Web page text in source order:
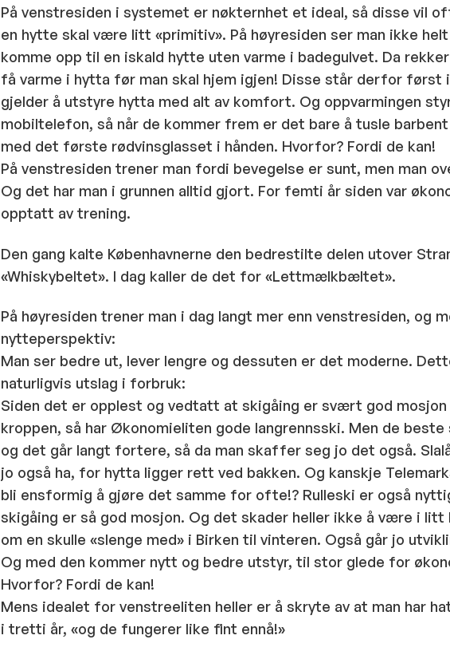
På venstresiden i systemet er nøkternhet et ideal, så disse vil
en hytte skal være litt «primitiv». På høyresiden ser man ikke
komme opp til en iskald hytte uten varme i badegulvet. Da
få varme i hytta før man skal hjem igjen! Disse står derfor først
gjelder å utstyre hytta med alt av komfort. Og oppvarmingen
mobiltelefon, så når de kommer frem er det bare å tusle
med det første rødvinsglasset i hånden. Hvorfor? Fordi de kan!
På venstresiden trener man fordi bevegelse er sunt, men man
Og det har man i grunnen alltid gjort. For femti år siden var
opptatt av trening.
Den gang kalte Københavnerne den bedrestilte delen utover
«Whiskybeltet». I dag kaller de det for «Lettmælkbæltet».
På høyresiden trener man i dag langt mer enn venstresiden, og
nytteperspektiv:
Man ser bedre ut, lever lengre og dessuten er det moderne.
naturligvis utslag i forbruk:
Siden det er opplest og vedtatt at skigåing er svært god
kroppen, så har Økonomieliten gode langrennsski. Men de beste
og det går langt fortere, så da man skaffer seg jo det også.
jo også ha, for hytta ligger rett ved bakken. Og kanskje
bli ensformig å gjøre det samme for ofte!? Rulleski er også
skigåing er så god mosjon. Og det skader heller ikke å være i
om en skulle «slenge med» i Birken til vinteren. Også går jo
Og med den kommer nytt og bedre utstyr, til stor glede for
Hvorfor? Fordi de kan!
Mens idealet for venstreeliten heller er å skryte av at man har
i tretti år, «og de fungerer like fint ennå!»